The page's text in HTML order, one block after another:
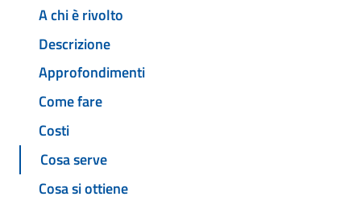
A chi è rivolto
Descrizione
Approfondimenti
Come fare
Costi
Cosa serve
Cosa si ottiene